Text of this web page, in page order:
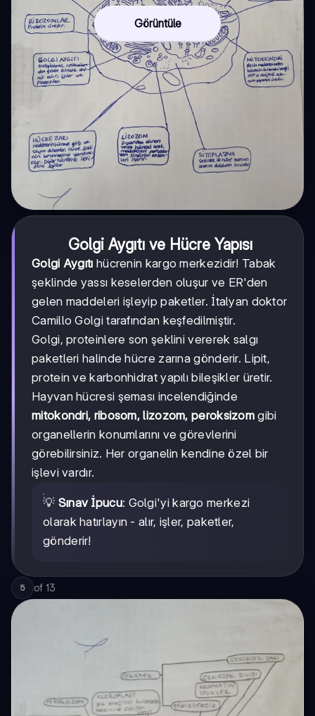
Görüntüle
Golgi Aygıtı ve Hücre Yapısı
Golgi Aygıtı hücrenin kargo merkezidir! Tabak
şeklinde yassı keselerden oluşur ve ER'den
gelen maddeleri işleyip paketler. İtalyan doktor
Camillo Golgi tarafından keşfedilmiştir.
Golgi, proteinlere son şeklini vererek salgı
paketleri halinde hücre zarına gönderir. Lipit,
protein ve karbonhidrat yapılı bileşikler üretir.
Hayvan hücresi şeması incelendiğinde
mitokondri, ribosom, lizozom, peroksizom gibi
organellerin konumlarını ve görevlerini
görebilirsiniz. Her organelin kendine özel bir
işlevi vardır.
💡 Sınav İpucu: Golgi'yi kargo merkezi
olarak hatırlayın - alır, işler, paketler,
gönderir!
5 of 13